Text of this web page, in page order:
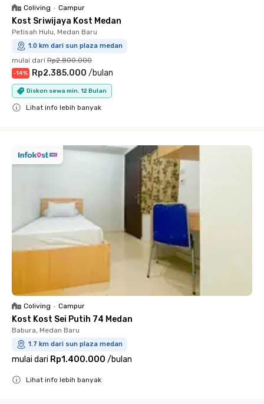
Coliving • Campur
Kost Sriwijaya Kost Medan
Petisah Hulu, Medan Baru
1.0 km dari sun plaza medan
mulai dari Rp2.800.000
-14% Rp2.385.000 /bulan
Diskon sewa min. 12 Bulan
Lihat info lebih banyak
Coliving • Campur
Kost Kost Sei Putih 74 Medan
Babura, Medan Baru
1.7 km dari sun plaza medan
mulai dari Rp1.400.000 /bulan
Lihat info lebih banyak